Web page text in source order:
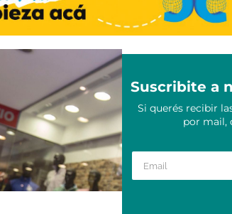
con Ahora 30?
Suscribite a
Si querés recibir
por mail,